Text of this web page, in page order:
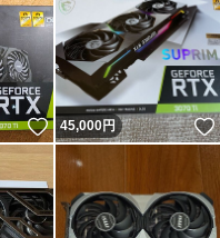
いいね！
45,000円